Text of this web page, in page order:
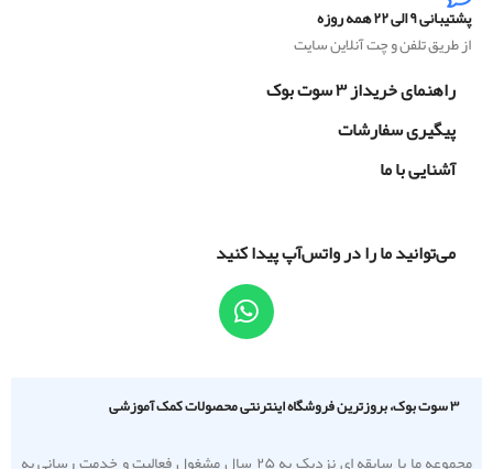
پشتیبانی ۹ الی ۲۲ همه روزه
از طریق تلفن و چت آنلاین سایت
راهنمای خریداز ۳ سوت بوک
پیگیری سفارشات
آشنایی با ما
می‌توانید ما را در واتس‌آپ پیدا کنید
۳ سوت بوک، بروزترین فروشگاه اینترنتی محصولات کمک آموزشی
مجموعه ما با سابقه ای نزدیک به ۲۵ سال مشغول فعالیت و خدمت رسانی به